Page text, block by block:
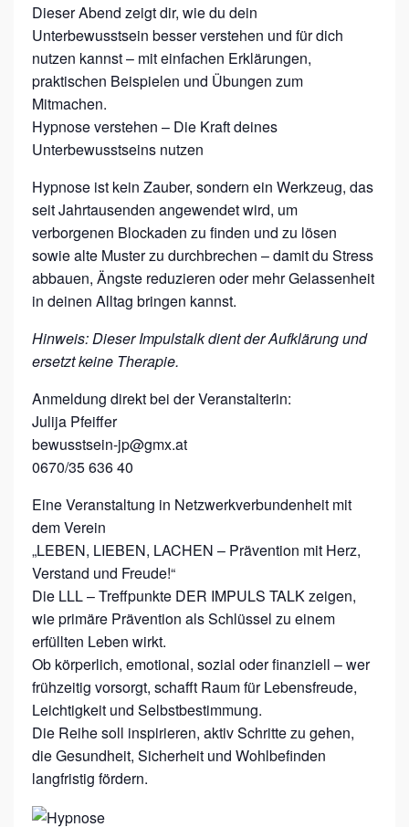
E
F
F
P
U
N
K
T
I
M
P
L
S
T
A
L
K
„
H
Y
P
N
O
S
E
V
E
R
S
Dieser Abend zeigt dir, wie du dein
Unterbewusstsein besser verstehen und für dich
nutzen kannst – mit einfachen Erklärungen,
praktischen Beispielen und Übungen zum
Mitmachen.
Hypnose verstehen – Die Kraft deines
Unterbewusstseins nutzen
Hypnose ist kein Zauber, sondern ein Werkzeug, das
seit Jahrtausenden angewendet wird, um
verborgenen Blockaden zu finden und zu lösen
sowie alte Muster zu durchbrechen – damit du Stress
abbauen, Ängste reduzieren oder mehr Gelassenheit
in deinen Alltag bringen kannst.
Hinweis: Dieser Impulstalk dient der Aufklärung und
ersetzt keine Therapie.
Anmeldung direkt bei der Veranstalterin:
Julija Pfeiffer
bewusstsein-jp@gmx.at
0670/35 636 40
Eine Veranstaltung in Netzwerkverbundenheit mit
dem Verein
„LEBEN, LIEBEN, LACHEN – Prävention mit Herz,
Verstand und Freude!“
Die LLL – Treffpunkte DER IMPULS TALK zeigen,
wie primäre Prävention als Schlüssel zu einem
erfüllten Leben wirkt.
Ob körperlich, emotional, sozial oder finanziell – wer
frühzeitig vorsorgt, schafft Raum für Lebensfreude,
Leichtigkeit und Selbstbestimmung.
Die Reihe soll inspirieren, aktiv Schritte zu gehen,
die Gesundheit, Sicherheit und Wohlbefinden
langfristig fördern.